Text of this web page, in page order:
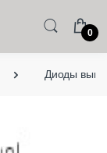
0
Диоды